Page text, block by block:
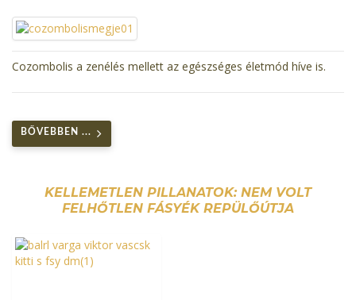
Cozombolis a zenélés mellett az egészséges életmód híve is.
BŐVEBBEN ...
KELLEMETLEN PILLANATOK: NEM VOLT
FELHŐTLEN FÁSYÉK REPÜLŐÚTJA